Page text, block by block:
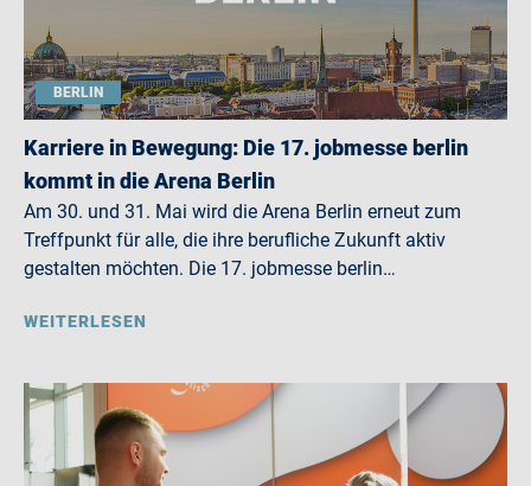
BERLIN
Karriere in Bewegung: Die 17. jobmesse berlin
kommt in die Arena Berlin
Am 30. und 31. Mai wird die Arena Berlin erneut zum
Treffpunkt für alle, die ihre berufliche Zukunft aktiv
gestalten möchten. Die 17. jobmesse berlin…
WEITERLESEN